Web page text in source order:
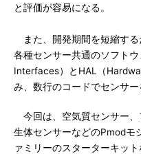
と評価が容易になる。
また、開発期間を短縮す
各種センサー共通のソフト
Interfaces）とHAL（
み、数行のコードでセンサー
今回は、空気質センサー、
生体センサーなどのPmodモ
ァミリーのスターターキッ